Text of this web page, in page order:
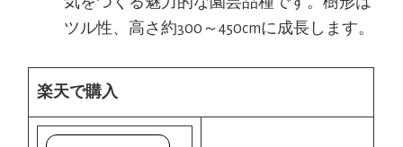
ツル性、高さ約300～450cmに成長します。
楽天で購入